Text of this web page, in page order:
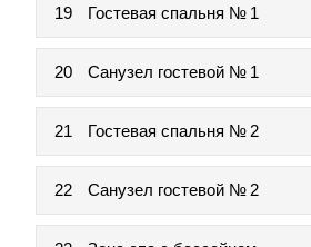
19 Гостевая спальня № 1
20 Санузел гостевой № 1
21 Гостевая спальня № 2
22 Санузел гостевой № 2